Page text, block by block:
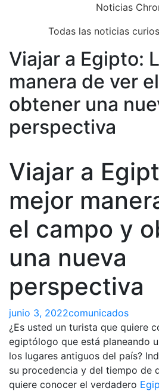
Noticias
Todas las noticias
Close
Menu
Viajar a Egipto:
manera de ver
obtener una
perspectiva
Viajar a
mejor
el campo y
una nueva
perspectiva
junio 3, 2022comunicados
¿Es usted un turista que quiere
egiptólogo que está planeando
los lugares antiguos del país?
su procedencia y del tiempo de
quiere conocer el verdadero